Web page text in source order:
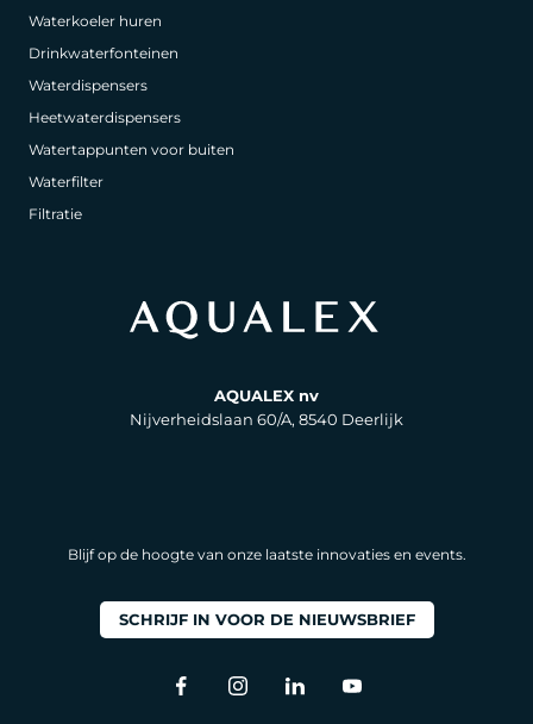
Waterkoeler huren
Drinkwaterfonteinen
Waterdispensers
Heetwaterdispensers
Watertappunten voor buiten
Waterfilter
Filtratie
AQUALEX nv
Nijverheidslaan 60/A, 8540 Deerlijk
Blijf op de hoogte van onze laatste innovaties en events.
SCHRIJF IN VOOR DE NIEUWSBRIEF